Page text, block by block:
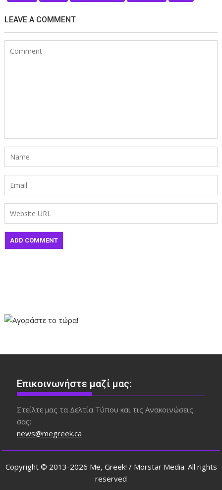
LEAVE A COMMENT
Επικοινωνήστε μαζί μας:
Στείλτε μας τα Δελτία Τύπου και τις Ανακοινώσεις
σας:
news@megreek.ca
Copyright © 2013-2026 Me, Greek! / Morstar Media. All rights
reserved